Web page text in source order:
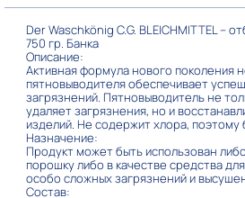
Der Waschkönig C.G. BLEICHMITTEL –
750 гр. Банка
Описание:
Активная формула нового поколения
пятновыводителя обеспечивает
загрязнений. Пятновыводитель не
удаляет загрязнения, но и
изделий. Не содержит хлора, поэтому
Назначение:
Продукт может быть использован
порошку либо в качестве средства
особо сложных загрязнений и
Состав: